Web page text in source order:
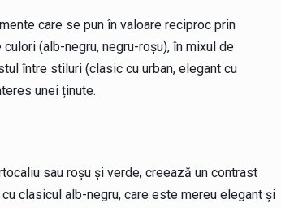
care se pun în valoare reciproc prin
(alb-negru, negru-roșu), în mixul de
între stiluri (clasic cu urban, elegant cu
unei ținute.
sau roșu și verde, creează un contrast
clasicul alb-negru, care este mereu elegant și